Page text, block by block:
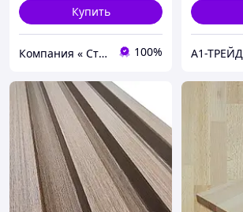
Купить
Компания « Строй Мастер » 100% А1-ТРЕЙД